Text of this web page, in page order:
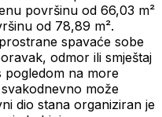
površinu od 66,03 m²
od 78,89 m².
spavaće sobe
odmor ili smještaj
pogledom na more
može
dio stana organiziran je